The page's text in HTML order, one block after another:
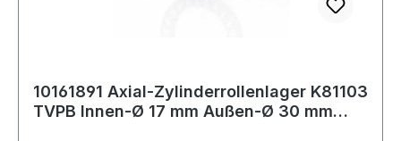
10161891 Axial-Zylinderrollenlager K81103
TVPB Innen-Ø 17 mm Außen-Ø 30 mm